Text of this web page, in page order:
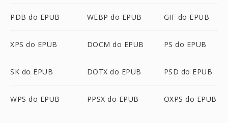
PDB do EPUB WEBP do EPUB GIF do EPUB
XPS do EPUB DOCM do EPUB PS do EPUB
SK do EPUB DOTX do EPUB PSD do EPUB
WPS do EPUB PPSX do EPUB OXPS do EPUB